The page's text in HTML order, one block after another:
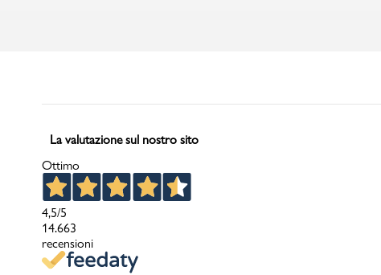
La valutazione sul nostro sito
Ottimo
4,5/5
14.663
recensioni